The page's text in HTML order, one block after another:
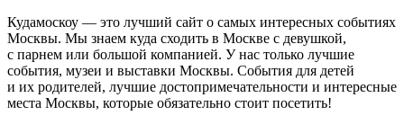
Кудамоскоу — это лучший сайт о самых интересных событиях
Москвы. Мы знаем куда сходить в Москве с девушкой,
с парнем или большой компанией. У нас только лучшие
события, музеи и выставки Москвы. События для детей
и их родителей, лучшие достопримечательности и интересные
места Москвы, которые обязательно стоит посетить!